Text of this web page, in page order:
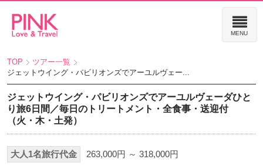
TOP
ツアー一覧
ジェットウイング・パビリオンズでアーユルヴェー...
ジェットウイング・パビリオンズでアーユルヴェーダひと
り旅6日間／毎日のトリートメント・全食事・送迎付
（火・木・土発）
大人1名旅行代金 263,000円 ～ 318,000円